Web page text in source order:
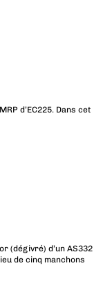
d’EC225. Dans cet
(dégivré) d’un AS332
de cinq manchons